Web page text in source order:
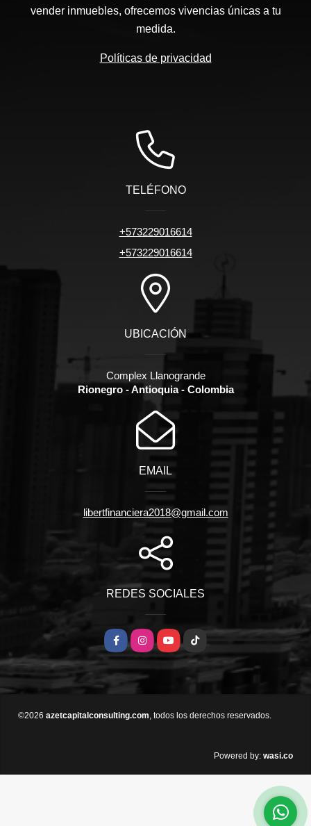
vender inmuebles, ofrecemos vivencias únicas a tu
medida.
Políticas de privacidad
TELÉFONO
+573229016614
+573229016614
UBICACIÓN
Complex Llanogrande
Rionegro - Antioquia - Colombia
EMAIL
libertfinanciera2018@gmail.com
REDES SOCIALES
FacebookInstagramYouTube
TikTok
©2026 azetcapitalconsulting.com, todos los derechos reservados.
Powered by: wasi.co